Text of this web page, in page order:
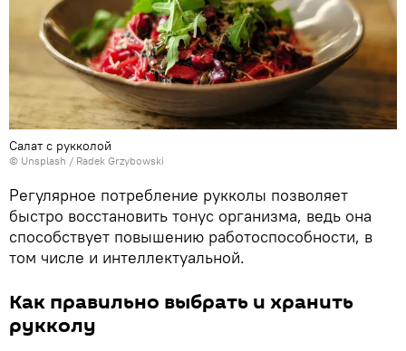
Салат с рукколой
© Unsplash / Radek Grzybowski
Регулярное потребление рукколы позволяет
быстро восстановить тонус организма, ведь она
способствует повышению работоспособности, в
том числе и интеллектуальной.
Как правильно выбрать и хранить
рукколу